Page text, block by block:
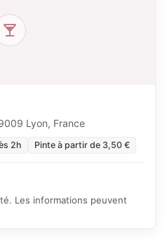
Lyon, France
2h Pinte à partir de 3,50 €
Les informations peuvent